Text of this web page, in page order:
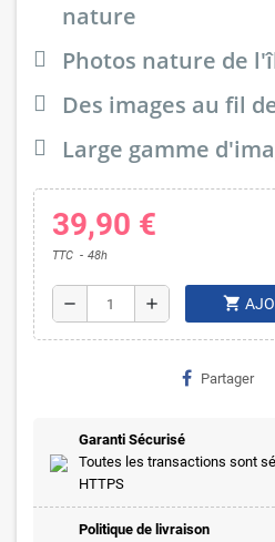
nature
Photos nature de
Des images au fil
Large gamme
39,90 €
TTC 48h
remove add shopping_cart
Partager
Garanti Sécurisé
Toutes les transactions sont
HTTPS
Politique de livraison